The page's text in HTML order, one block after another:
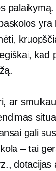
yra
kad
ar
gali
– tai
dotacijas